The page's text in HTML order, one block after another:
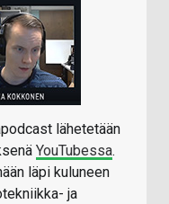
lähetetään
YouTubessa.
läpi kuluneen
ja